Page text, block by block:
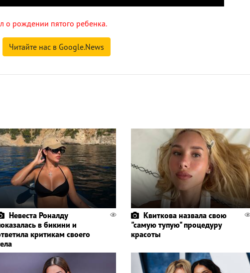
о рождении пятого ребенка.
Читайте нас в Google.News
Невеста Роналду
в бикини и
критикам своего
Квиткова назвала свою
"самую тупую" процедуру
красоты